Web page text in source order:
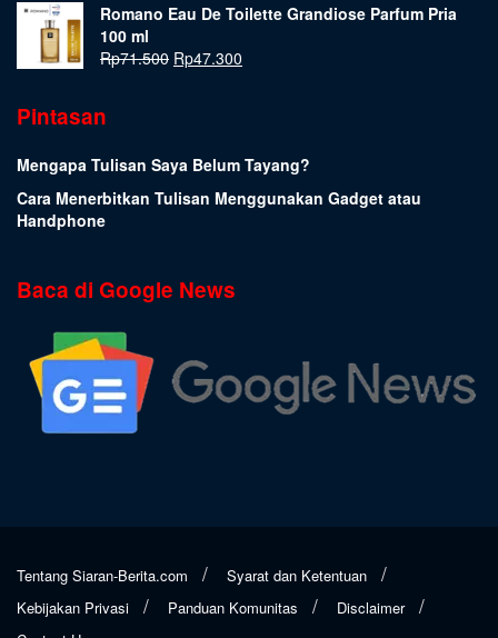
Romano Eau De Toilette Grandiose Parfum Pria
100 ml
Rp71.500 Rp47.300
Pintasan
Mengapa Tulisan Saya Belum Tayang?
Cara Menerbitkan Tulisan Menggunakan Gadget atau
Handphone
Baca di Google News
Tentang Siaran-Berita.com
Syarat dan Ketentuan
Kebijakan Privasi
Panduan Komunitas
Disclaimer